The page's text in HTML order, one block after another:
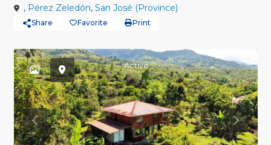
, Pérez Zeledón, San José (Province)
Share Favorite Print
Active
Previous